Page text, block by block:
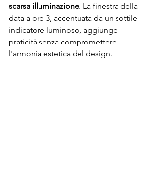
scarsa illuminazione. La finestra della
data a ore 3, accentuata da un sottile
indicatore luminoso, aggiunge
praticità senza compromettere
l'armonia estetica del design.